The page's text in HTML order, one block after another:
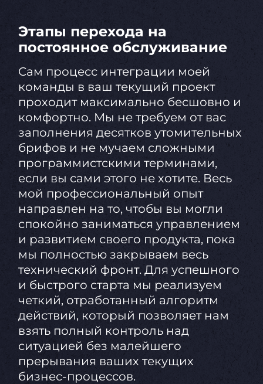
Этапы перехода на
постоянное обслуживание
Сам процесс интеграции моей
команды в ваш текущий проект
проходит максимально бесшовно и
комфортно. Мы не требуем от вас
заполнения десятков утомительных
брифов и не мучаем сложными
программистскими терминами,
если вы сами этого не хотите. Весь
мой профессиональный опыт
направлен на то, чтобы вы могли
спокойно заниматься управлением
и развитием своего продукта, пока
мы полностью закрываем весь
технический фронт. Для успешного
и быстрого старта мы реализуем
четкий, отработанный алгоритм
действий, который позволяет нам
взять полный контроль над
ситуацией без малейшего
прерывания ваших текущих
бизнес-процессов.